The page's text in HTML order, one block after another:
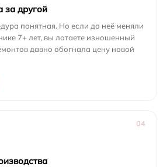
за другой
понятная. Но если до неё меняли
7+ лет, вы латаете изношенный
давно обогнала цену новой
04